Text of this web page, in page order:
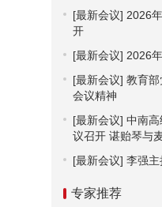
[最新会议] 2026
开
[最新会议] 2026
[最新会议] 教育
会议精神
[最新会议] 中南
议召开 谌贻琴与
[最新会议] 李强
专家推荐